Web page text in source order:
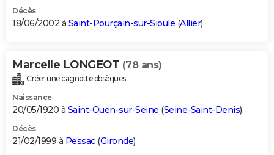
Décès
18/06/2002 à Saint-Pourçain-sur-Sioule (Allier)
Marcelle LONGEOT (78 ans)
Créer une cagnotte obsèques
Naissance
20/05/1920 à Saint-Ouen-sur-Seine (Seine-Saint-Denis)
Décès
21/02/1999 à Pessac(Gironde)